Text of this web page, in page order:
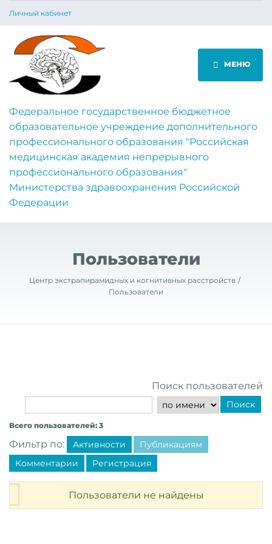
Личный кабинет
МЕНЮ
Федеральное государственное бюджетное
образовательное учреждение дополнительного
профессионального образования "Российская
медицинская академия непрерывного
профессионального образования"
Министерства здравоохранения Российской
Федерации
Пользователи
Центр экстрапирамидных и когнитивных расстройств
Пользователи
Поиск пользователей
Поиск
Всего пользователей: 3
Фильтр по: Активности
Публикациям
Комментарии
Регистрация
Пользователи не найдены